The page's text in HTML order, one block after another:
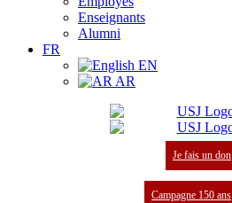
Enseignants
Alumni
FR
EN
AR
Je fais un don
Campagne 150 ans